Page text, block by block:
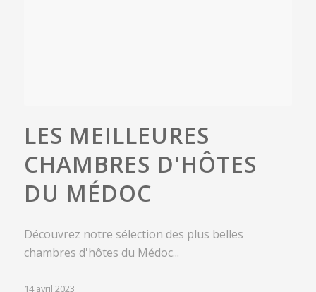
LES MEILLEURES
CHAMBRES D'HÔTES
DU MÉDOC
Découvrez notre sélection des plus belles
chambres d'hôtes du Médoc...
14 avril 2023